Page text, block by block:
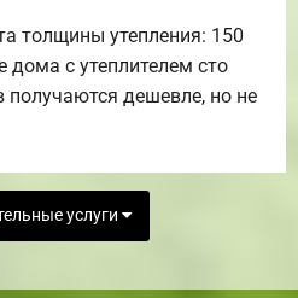
толщины утепления: 150
с утеплителем сто
получаются дешевле, но не
услуги